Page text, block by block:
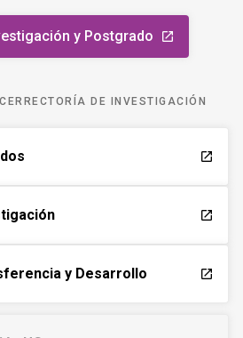
y Postgrado launch
DE INVESTIGACIÓN
launch
launch
y Desarrollo launch